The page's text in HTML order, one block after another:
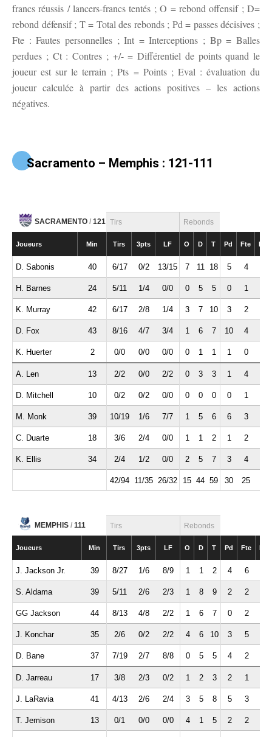
francs réussis / lancers-francs tentés ; O = rebond offensif ; D=
rebond défensif ; T = Total des rebonds ; Pd = passes décisives ;
Fte : Fautes personnelles ; Int = Interceptions ; Bp = Balles
perdues ; Ct : Contres ; +/- = Différentiel de points quand le
joueur est sur le terrain ; Pts = Points ; Eval : évaluation du
joueur calculée à partir des actions positives – les actions
négatives.
Sacramento – Memphis : 121-111
SACRAMENTO / 121 Tirs Rebonds
Joueurs Min Tirs 3pts LF O D T Pd Fte Int
D. Sabonis 40 6/17 0/2 13/15 7 11 18 5 4
H. Barnes 24 5/11 1/4 0/0 0 5 5 0 1
K. Murray 42 6/17 2/8 1/4 3 7 10 3 2
D. Fox 43 8/16 4/7 3/4 1 6 7 10 4
K. Huerter 2 0/0 0/0 0/0 0 1 1 1 0
A. Len 13 2/2 0/0 2/2 0 3 3 1 4
D. Mitchell 10 0/2 0/2 0/0 0 0 0 0 1
M. Monk 39 10/19 1/6 7/7 1 5 6 6 3
C. Duarte 18 3/6 2/4 0/0 1 1 2 1 2
K. Ellis 34 2/4 1/2 0/0 2 5 7 3 4
42/94 11/35 26/32 15 44 59 30 25
MEMPHIS / 111 Tirs Rebonds
Joueurs Min Tirs 3pts LF O D T Pd Fte Int
J. Jackson Jr. 39 8/27 1/6 8/9 1 1 2 4 6
S. Aldama 39 5/11 2/6 2/3 1 8 9 2 2
GG Jackson 44 8/13 4/8 2/2 1 6 7 0 2
J. Konchar 35 2/6 0/2 2/2 4 6 10 3 5
D. Bane 37 7/19 2/7 8/8 0 5 5 4 2
D. Jarreau 17 3/8 2/3 0/2 1 2 3 2 1
J. LaRavia 41 4/13 2/6 2/4 3 5 8 5 3
T. Jemison 13 0/1 0/0 0/0 4 1 5 2 2